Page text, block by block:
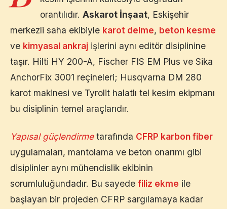
orantılıdır. Askarot İnşaat, Eskişehir
merkezli saha ekibiyle karot delme, beton kesme
ve kimyasal ankraj işlerini aynı editör disiplinine
taşır. Hilti HY 200-A, Fischer FIS EM Plus ve Sika
AnchorFix 3001 reçineleri; Husqvarna DM 280
karot makinesi ve Tyrolit halatlı tel kesim ekipmanı
bu disiplinin temel araçlarıdır.
Yapısal güçlendirmetarafında CFRP karbon fiber
uygulamaları, mantolama ve beton onarımı gibi
disiplinler aynı mühendislik ekibinin
sorumluluğundadır. Bu sayede filiz ekme ile
başlayan bir projeden CFRP sargılamaya kadar